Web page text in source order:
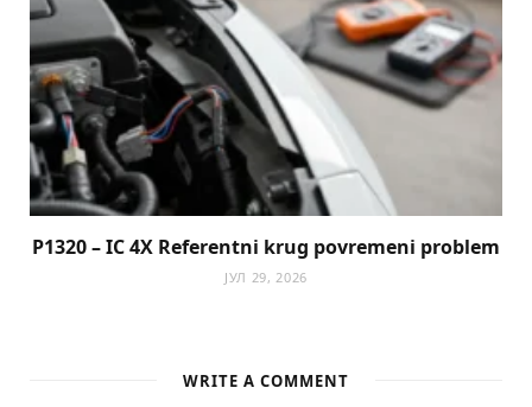
P1320 – IC 4X Referentni krug povremeni problem
ЈУЛ 29, 2026
WRITE A COMMENT